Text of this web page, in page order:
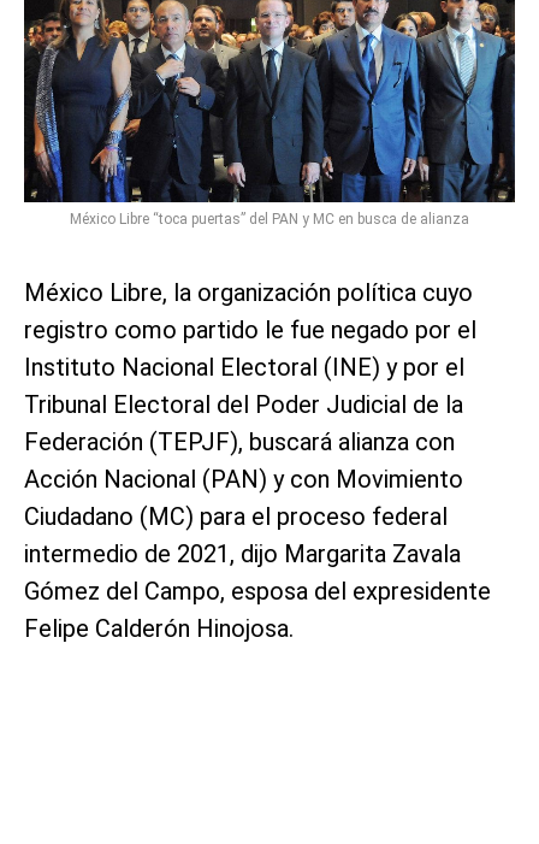
México Libre “toca puertas” del PAN y MC en busca de alianza
México Libre, la organización política cuyo
registro como partido le fue negado por el
Instituto Nacional Electoral (INE) y por el
Tribunal Electoral del Poder Judicial de la
Federación (TEPJF), buscará alianza con
Acción Nacional (PAN) y con Movimiento
Ciudadano (MC) para el proceso federal
intermedio de 2021, dijo Margarita Zavala
Gómez del Campo, esposa del expresidente
Felipe Calderón Hinojosa.